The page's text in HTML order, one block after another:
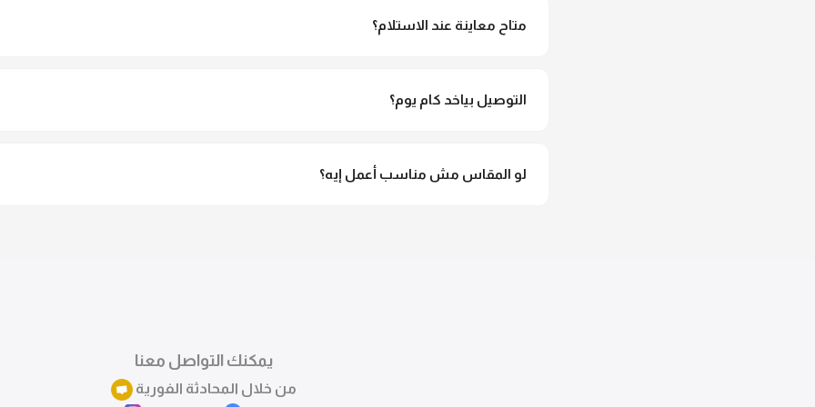
متاح معاينة عند الاستلام؟
التوصيل بياخد كام يوم؟
لو المقاس مش مناسب أعمل إيه؟
يمكنك التواصل معنا
من خلال المحادثة الفورية